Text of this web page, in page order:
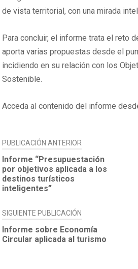
de vista territorial, con una mirada
Para concluir, el informe trata el reto
aporta varias propuestas desde el
incidiendo en su relación con los
Sostenible.
Acceda al contenido del informe
NAVEGACIÓN
DE
ENTRADAS
PUBLICACIÓN ANTERIOR
Informe “Presupuestación
por objetivos aplicada a los
destinos turísticos
inteligentes”
SIGUIENTE PUBLICACIÓN
Informe sobre Economía
Circular aplicada al turismo